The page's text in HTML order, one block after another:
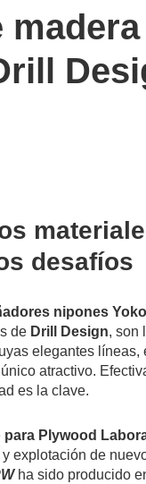
desafíos
nipones
de Drill Design, son
elegantes líneas,
atractivo.
es la clave.
para Plywood
explotación de
ha sido producido
author/redaccion/